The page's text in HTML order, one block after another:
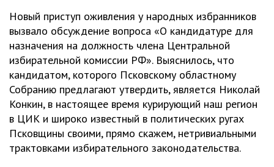
Новый приступ оживления у народных избранников
вызвало обсуждение вопроса «О кандидатуре для
назначения на должность члена Центральной
избирательной комиссии РФ». Выяснилось, что
кандидатом, которого Псковскому областному
Собранию предлагают утвердить, является Николай
Конкин, в настоящее время курирующий наш регион
в ЦИК и широко известный в политических ругах
Псковщины своими, прямо скажем, нетривиальными
трактовками избирательного законодательства.